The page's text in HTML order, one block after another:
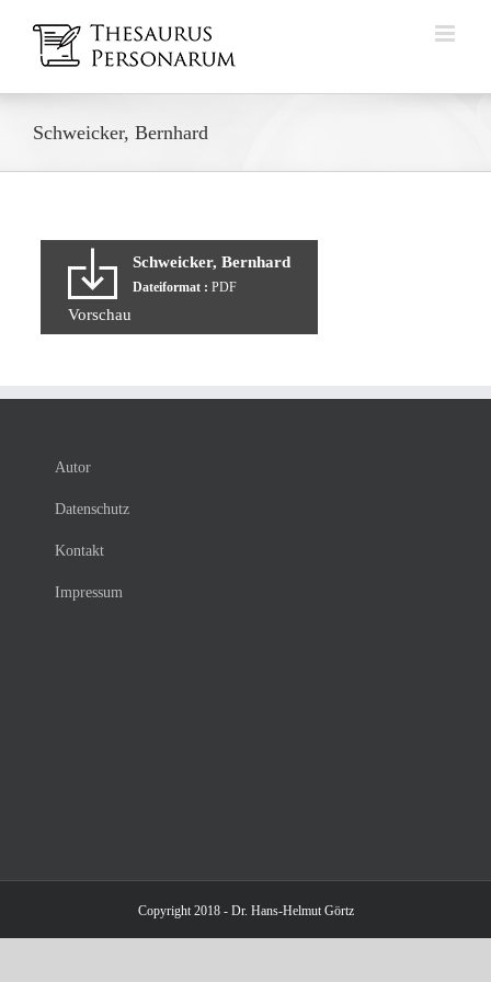
Inhalt
springen
Schweicker, Bernhard
Schweicker, Bernhard
Dateiformat : PDF
Vorschau
Autor
Datenschutz
Kontakt
Impressum
Copyright 2018 - Dr. Hans-Helmut Görtz